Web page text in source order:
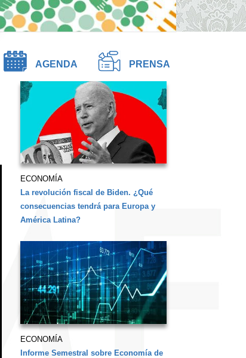
AGENDA PRENSA
ECONOMÍA
La revolución fiscal de Biden. ¿Qué
consecuencias tendrá para Europa y
América Latina?
ECONOMÍA
Informe Semestral sobre Economía de